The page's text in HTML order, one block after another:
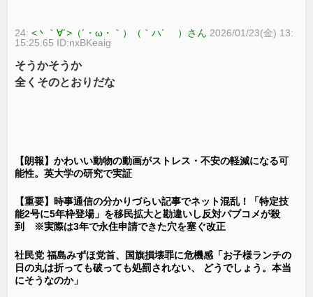
24:<丶｀∀´>（´・ω・｀）（｀ハ´ ）さん 2026/01/23(金) 13:
15:25.65 ID:nxBKeaig
そうかそうか
全くそのとおりだな
【朗報】かわいい動物の動画がストレス・不安の軽減になる可
能性。英大学の研究で実証
【重要】時事通信の分かりづらい記事でネット混乱！「特定技
能2号に5年枠登場」を移民拡大と勘違いし反対パブコメが殺
到 ※実際は3年で永住申請できた穴を塞ぐ改正
社民党 福島みずほ党首、国旗損壊罪に危機感「お子様ランチの
日の丸は折っても破っても処罰されない、 どうでしょう。本当
にそうなのか」